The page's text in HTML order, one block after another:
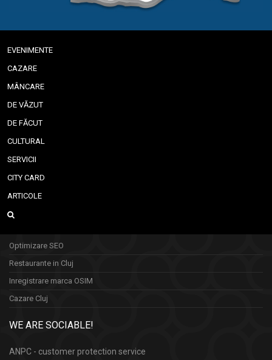
EVENIMENTE
CAZARE
MÂNCARE
DE VĂZUT
DE FĂCUT
CULTURAL
SERVICII
CITY CARD
ARTICOLE
Optimizare SEO
Restaurante in Cluj
Inregistrare marca OSIM
Cazare Cluj
WE ARE SOCIABLE!
ANPC - customer protection service